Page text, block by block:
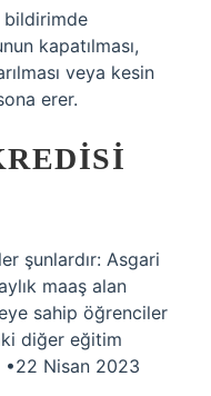
bildirimde
kapatılması,
veya kesin
erer.
şunlardır: Asgari
maaş alan
sahip öğrenciler
diğer eğitim
•22 Nisan 2023